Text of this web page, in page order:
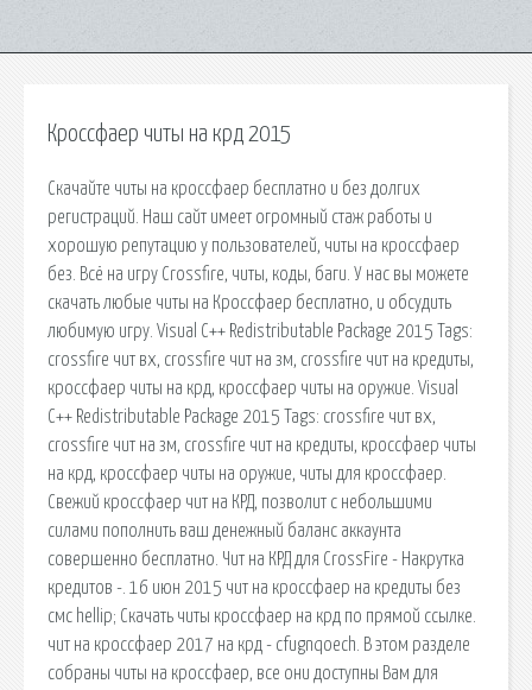
Кроссфаер читы на крд 2015
Скачайте читы на кроссфаер бесплатно и без долгих
регистраций. Наш сайт имеет огромный стаж работы и
хорошую репутацию у пользователей, читы на кроссфаер
без. Всё на игру Crossfire, читы, коды, баги. У нас вы можете
скачать любые читы на Кроссфаер бесплатно, и обсудить
любимую игру. Visual C++ Redistributable Package 2015 Tags:
crossfire чит вх, crossfire чит на зм, crossfire чит на кредиты,
кроссфаер читы на крд, кроссфаер читы на оружие. Visual
C++ Redistributable Package 2015 Tags: crossfire чит вх,
crossfire чит на зм, crossfire чит на кредиты, кроссфаер читы
на крд, кроссфаер читы на оружие, читы для кроссфаер.
Свежий кроссфаер чит на КРД, позволит с небольшими
силами пополнить ваш денежный баланс аккаунта
совершенно бесплатно. Чит на КРД для CrossFire - Накрутка
кредитов -. 16 июн 2015 чит на кроссфаер на кредиты без
смс hellip; Скачать читы кроссфаер на крд по прямой ссылке.
чит на кроссфаер 2017 на крд - cfugnqoech. В этом разделе
собраны читы на кроссфаер, все они доступны Вам для